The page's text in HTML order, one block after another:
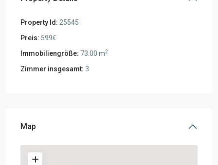
Property Id: 25545
Preis: 599€
Immobiliengröße: 73.00 m2
Zimmer insgesamt: 3
Map